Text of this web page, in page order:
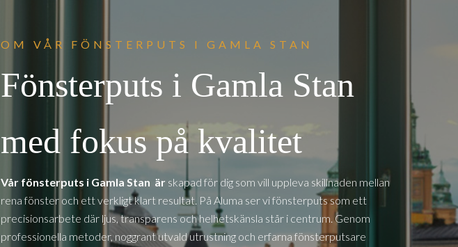
OM VÅR FÖNSTERPUTS I GAMLA STAN
Fönsterputs i Gamla Stan
med fokus på kvalitet
Vår fönsterputs i Gamla Stan är skapad för dig som vill uppleva skillnaden mellan
rena fönster och ett verkligt klart resultat. På Aluma ser vi fönsterputs som ett
precisionsarbete där ljus, transparens och helhetskänsla står i centrum. Genom
professionella metoder, noggrant utvald utrustning och erfarna fönsterputsare